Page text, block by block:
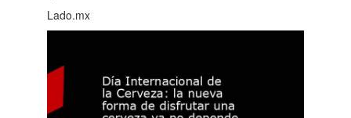
Lado.mx